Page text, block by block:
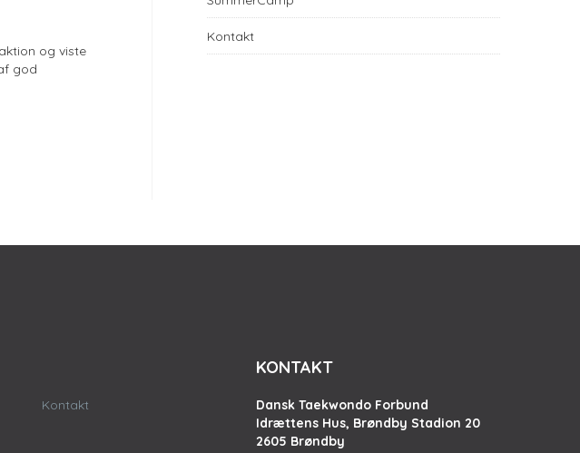
og viste
god
Kontakt
Kontakt
KONTAKT
Dansk Taekwondo Forbund
Idrættens Hus, Brøndby Stadion 20
2605 Brøndby